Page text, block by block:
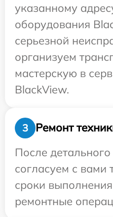
указанному
оборудования
серьезной
организуем
мастерскую в
BlackView.
3
Ремонт
После
согласуем с вами
сроки
ремонтные